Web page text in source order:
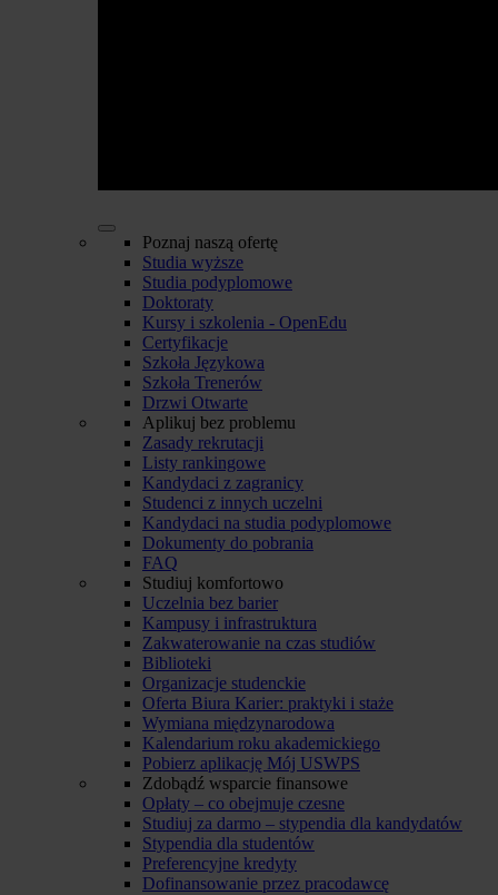
Poznaj naszą ofertę
Studia wyższe
Studia podyplomowe
Doktoraty
Kursy i szkolenia - OpenEdu
Certyfikacje
Szkoła Językowa
Szkoła Trenerów
Drzwi Otwarte
Aplikuj bez problemu
Zasady rekrutacji
Listy rankingowe
Kandydaci z zagranicy
Studenci z innych uczelni
Kandydaci na studia podyplomowe
Dokumenty do pobrania
FAQ
Studiuj komfortowo
Uczelnia bez barier
Kampusy i infrastruktura
Zakwaterowanie na czas studiów
Biblioteki
Organizacje studenckie
Oferta Biura Karier: praktyki i staże
Wymiana międzynarodowa
Kalendarium roku akademickiego
Pobierz aplikację Mój USWPS
Zdobądź wsparcie finansowe
Opłaty – co obejmuje czesne
Studiuj za darmo – stypendia dla kandydatów
Stypendia dla studentów
Preferencyjne kredyty
Dofinansowanie przez pracodawcę